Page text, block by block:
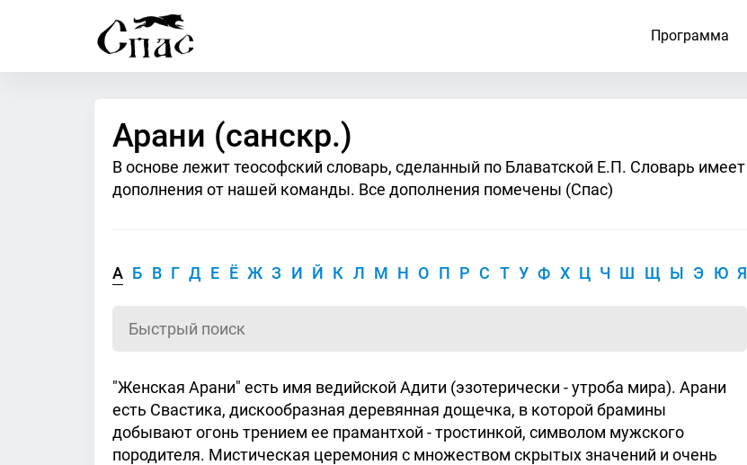
Программа
Арани (санскр.)
В основе лежит теософский словарь, сделанный по Блаватской Е.П. Словарь имеет
дополнения от нашей команды. Все дополнения помечены (Спас)
А Б В Г Д Е Ё Ж З И Й К Л М Н О П Р С Т У Ф Х Ц Ч Ш Щ Ы Э Ю Я
"Женская Арани" есть имя ведийской Адити (эзотерически - утроба мира). Арани
есть Свастика, дискообразная деревянная дощечка, в которой брамины
добывают огонь трением ее прамантхой - тростинкой, символом мужского
породителя. Мистическая церемония с множеством скрытых значений и очень